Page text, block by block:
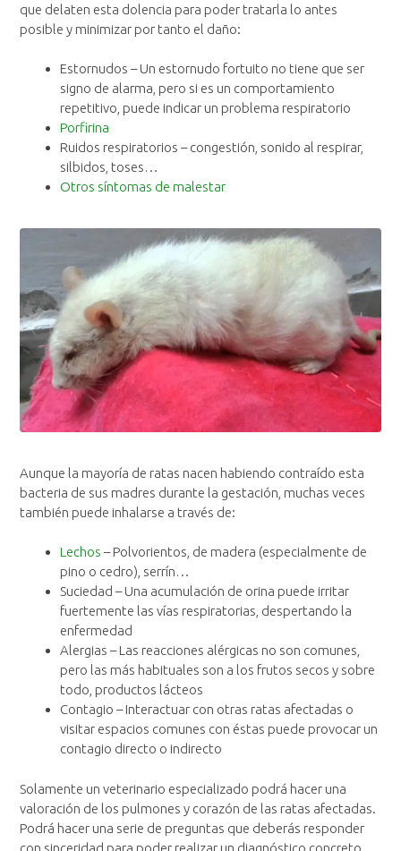
que delaten esta dolencia para poder tratarla lo antes
posible y minimizar por tanto el daño:
Estornudos – Un estornudo fortuito no tiene que ser
signo de alarma, pero si es un comportamiento
repetitivo, puede indicar un problema respiratorio
Porfirina
Ruidos respiratorios – congestión, sonido al respirar,
silbidos, toses…
Otros síntomas de malestar
Aunque la mayoría de ratas nacen habiendo contraído esta
bacteria de sus madres durante la gestación, muchas veces
también puede inhalarse a través de:
Lechos – Polvorientos, de madera (especialmente de
pino o cedro), serrín…
Suciedad – Una acumulación de orina puede irritar
fuertemente las vías respiratorias, despertando la
enfermedad
Alergias – Las reacciones alérgicas no son comunes,
pero las más habituales son a los frutos secos y sobre
todo, productos lácteos
Contagio – Interactuar con otras ratas afectadas o
visitar espacios comunes con éstas puede provocar un
contagio directo o indirecto
Solamente un veterinario especializado podrá hacer una
valoración de los pulmones y corazón de las ratas afectadas.
Podrá hacer una serie de preguntas que deberás responder
con sinceridad para poder realizar un diagnóstico concreto.